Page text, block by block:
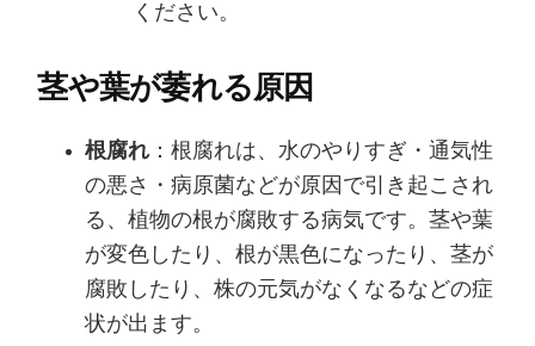
ください。
茎や葉が萎れる原因
根腐れ ：根腐れは、水のやりすぎ・通気性
の悪さ・病原菌などが原因で引き起こされ
る、植物の根が腐敗する病気です。茎や葉
が変色したり、根が黒色になったり、茎が
腐敗したり、株の元気がなくなるなどの症
状が出ます。